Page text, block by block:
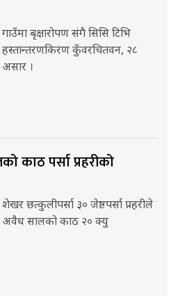
गाउँमा बृक्षारोपण संगै सिसि टिभि
हस्तान्तरणकिरण कुँवरचितवन, २८
असार ।
काठ पर्सा प्रहरीको
शेखर छत्कुलीपर्सा ३० जेष्ठपर्सा प्रहरीले
अवैध सालको काठ २० क्यु